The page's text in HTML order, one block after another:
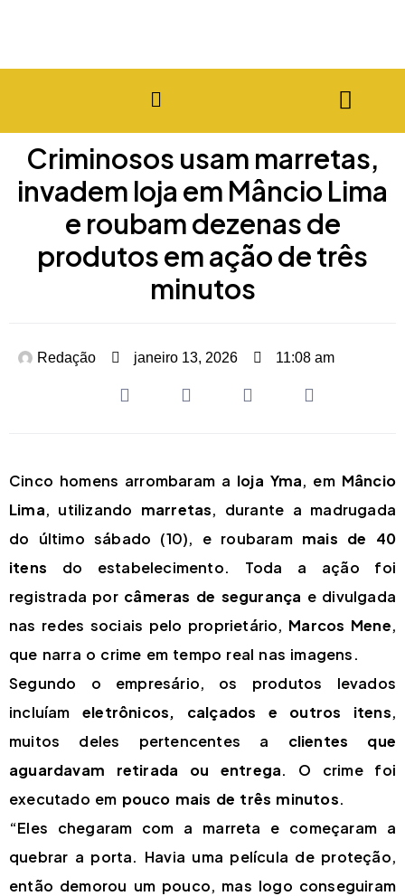
Criminosos usam marretas,
invadem loja em Mâncio Lima
e roubam dezenas de
produtos em ação de três
minutos
Redação janeiro 13, 2026 11:08 am
Cinco homens arrombaram a loja Yma, em Mâncio
Lima, utilizando marretas, durante a madrugada
do último sábado (10), e roubaram mais de 40
itens do estabelecimento. Toda a ação foi
registrada por câmeras de segurança e divulgada
nas redes sociais pelo proprietário, Marcos Mene,
que narra o crime em tempo real nas imagens.
Segundo o empresário, os produtos levados
incluíam eletrônicos, calçados e outros itens,
muitos deles pertencentes a clientes que
aguardavam retirada ou entrega. O crime foi
executado em pouco mais de três minutos.
“Eles chegaram com a marreta e começaram a
quebrar a porta. Havia uma película de proteção,
então demorou um pouco, mas logo conseguiram